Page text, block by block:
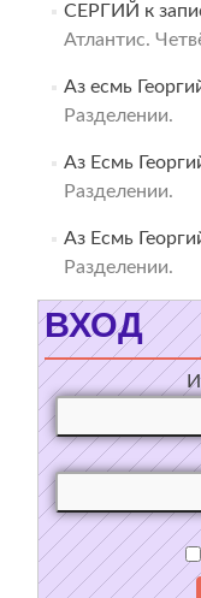
СЕРГИЙ к
Атлантис.
Аз есмь
Разделении.
Аз Есмь
Разделении.
Аз Есмь
Разделении.
ВХОД